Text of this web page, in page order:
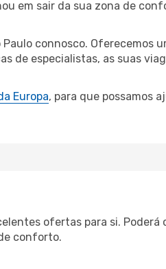
em sair da sua zona de
connosco. Oferecemos
de especialistas, as suas
Europa, para que possamos
ofertas para si. Poderá
conforto.